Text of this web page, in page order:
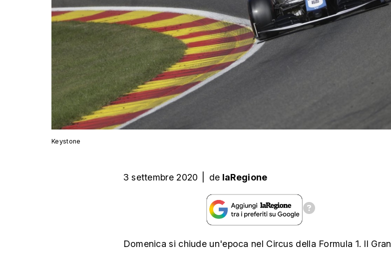
Keystone
3 settembre 2020 de laRegione
Domenica si chiude un'epoca nel Circus della Formula 1. Il Gran